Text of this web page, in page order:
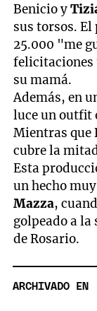
Benicio y
sus torsos. El
25.000 "me
felicitaciones
su mamá.
Además, en
luce un outfit
Mientras que
cubre la
Esta
un hecho
Mazza,
golpeado a la
de Rosario.
ARCHIVADO EN